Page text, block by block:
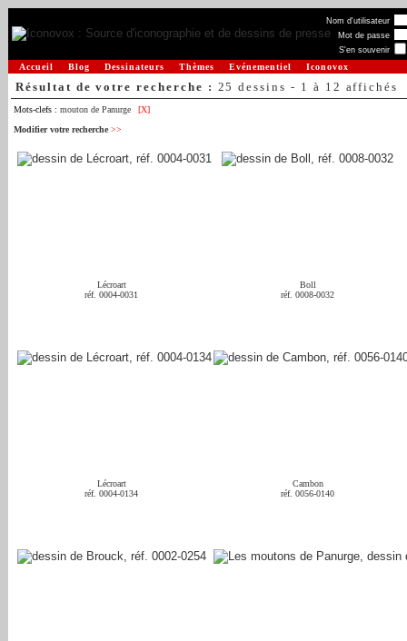
Nom d'utilisateur
Mot de passe
S'en souvenir
Accueil Blog Dessinateurs Thèmes Evénementiel Iconovox
Résultat de votre recherche : 25 dessins - 1 à 12 affichés
Mots-clefs : mouton de Panurge
[X]
Modifier votre recherche >>
Lécroart
réf. 0004-0031
Boll
réf. 0008-0032
Lécroart
réf. 0004-0134
Cambon
réf. 0056-0140